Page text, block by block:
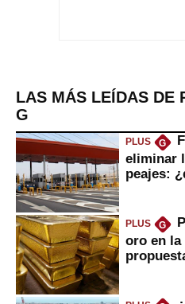
LAS MÁS LEÍDAS DE
G
PLUS G
eliminar
peajes:
PLUS G
oro en la